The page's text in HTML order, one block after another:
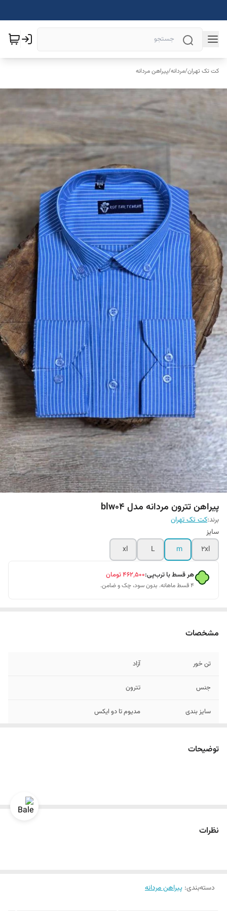
کت تک تهران/مردانه/پیراهن مردانه
پیراهن تترون مردانه مدل blw04
برند:کت تک تهران
سایز
2xl
m
L
xl
هر قسط با ترب‌پی:۴۶۲٬۵۰۰تومان
۴ قسط ماهانه. بدون سود، چک و ضامن.
مشخصات
تن خور آزاد
جنس تترون
سایز بندی مدیوم تا دو ایکس
توضیحات
نظرات
دسته‌بندی: پیراهن مردانه